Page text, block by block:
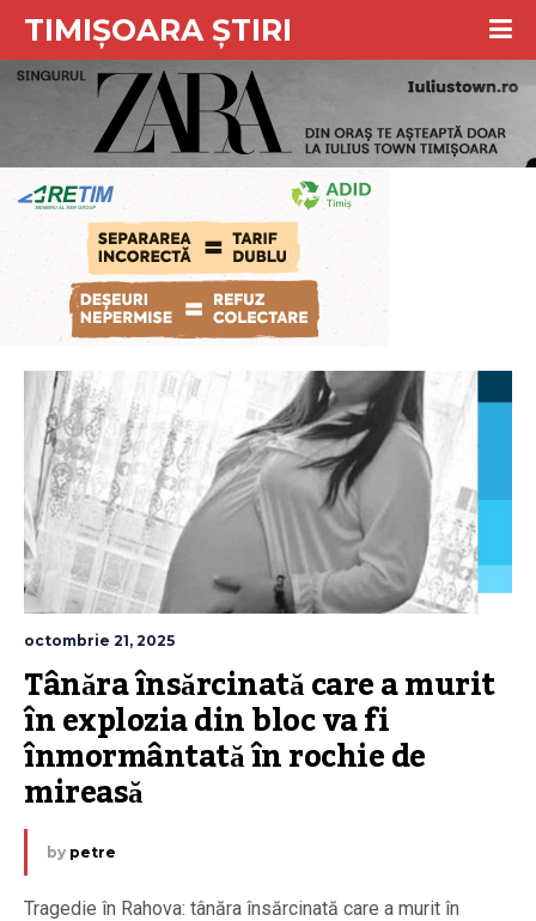
TIMIȘOARA ȘTIRI
octombrie 21, 2025
Tânăra însărcinată care a murit
în explozia din bloc va fi
înmormântată în rochie de
mireasă
by petre
Tragedie în Rahova: tânăra însărcinată care a murit în